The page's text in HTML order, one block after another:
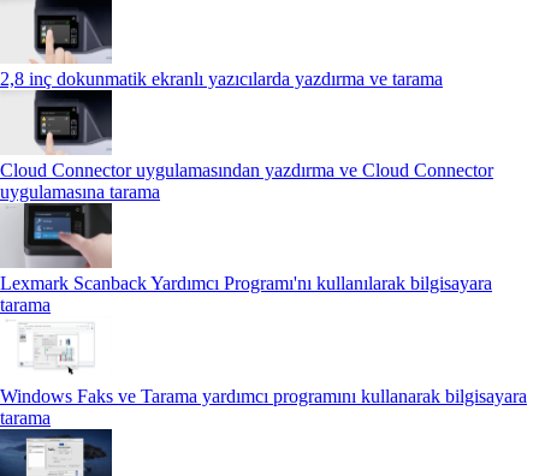
2,8 inç dokunmatik ekranlı yazıcılarda yazdırma ve tarama
Cloud Connector uygulamasından yazdırma ve Cloud Connector
uygulamasına tarama
Lexmark Scanback Yardımcı Programı'nı kullanılarak bilgisayara
tarama
Windows Faks ve Tarama yardımcı programını kullanarak bilgisayara
tarama